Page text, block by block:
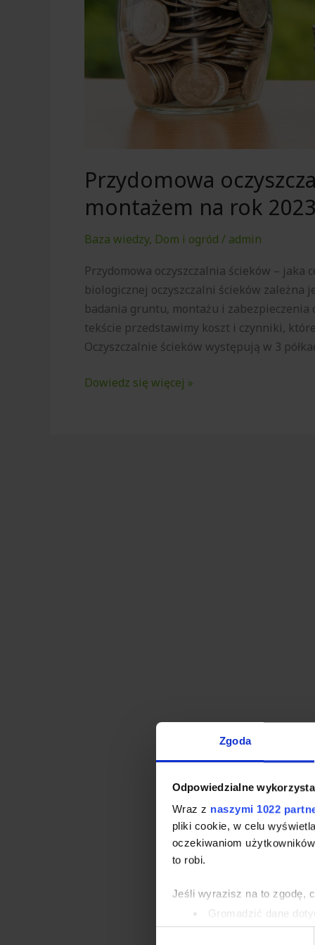
Zgoda
Odpowiedzialne
Wraz z naszymi 1022
pliki cookie, w celu
oczekiwaniom
to robi.
Jeśli wyrazisz na to zgodę,
Gromadzić dane
Identyfikować Twoje
Przydomowa
montażem na rok
Baza wiedzy, Dom i ogród / admin
Przydomowa oczyszczalnia ścieków – jaka
biologicznej oczyszczalni ścieków zależna
badania gruntu, montażu i zabezpieczenia
tekście przedstawimy koszt i czynniki,
Oczyszczalnie ścieków występują w 3
Dowiedz się więcej »